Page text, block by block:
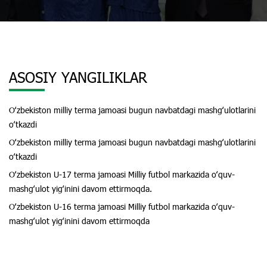
ASOSIY YANGILIKLAR
Oʻzbekiston milliy terma jamoasi bugun navbatdagi mashgʻulotlarini
oʻtkazdi
Oʻzbekiston milliy terma jamoasi bugun navbatdagi mashgʻulotlarini
oʻtkazdi
Oʻzbekiston U-17 terma jamoasi Milliy futbol markazida oʻquv-
mashgʻulot yigʻinini davom ettirmoqda.
Oʻzbekiston U-16 terma jamoasi Milliy futbol markazida oʻquv-
mashgʻulot yigʻinini davom ettirmoqda